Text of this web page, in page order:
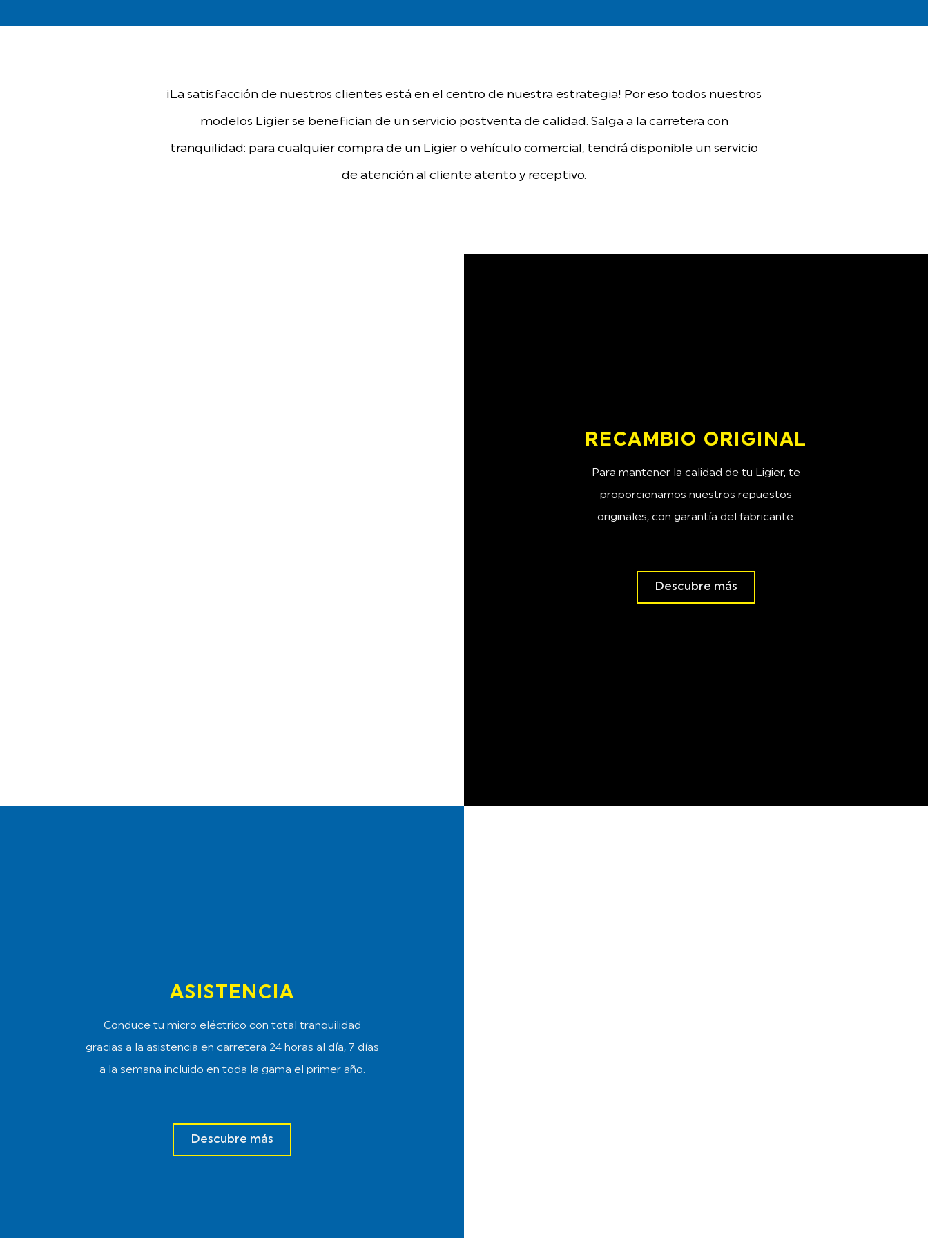
¡La satisfacción de nuestros clientes está en el centro de nuestra estrategia! Por eso todos nuestros
modelos Ligier se benefician de un servicio postventa de calidad. Salga a la carretera con
tranquilidad: para cualquier compra de un Ligier o vehículo comercial, tendrá disponible un servicio
de atención al cliente atento y receptivo.
RECAMBIO ORIGINAL
Para mantener la calidad de tu Ligier, te
proporcionamos nuestros repuestos
originales, con garantía del fabricante.
Descubre más
ASISTENCIA
Conduce tu micro eléctrico con total tranquilidad
gracias a la asistencia en carretera 24 horas al día, 7 días
a la semana incluido en toda la gama el primer año.
Descubre más